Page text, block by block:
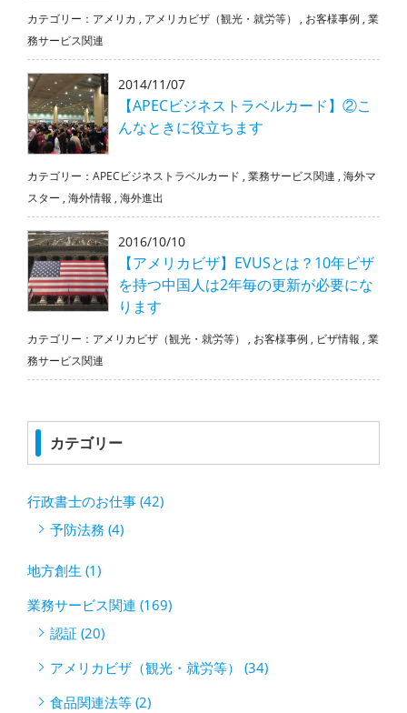
カテゴリー： アメリカ , アメリカビザ（観光・就労等） , お客様事例 , 業
務サービス関連
2014/11/07
【APECビジネストラベルカード】②こ
んなときに役立ちます
カテゴリー： APECビジネストラベルカード , 業務サービス関連 , 海外マ
スター , 海外情報 , 海外進出
2016/10/10
【アメリカビザ】EVUSとは？10年ビザ
を持つ中国人は2年毎の更新が必要にな
ります
カテゴリー： アメリカビザ（観光・就労等） , お客様事例 , ビザ情報 , 業
務サービス関連
カテゴリー
行政書士のお仕事 (42)
予防法務 (4)
地方創生 (1)
業務サービス関連 (169)
認証 (20)
アメリカビザ（観光・就労等） (34)
食品関連法等 (2)